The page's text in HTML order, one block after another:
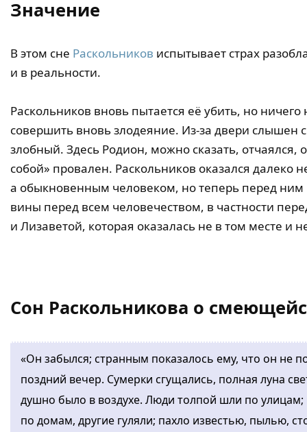
Значение
В этом сне Раскольников испытывает страх
и в реальности.
Раскольников вновь пытается её убить, но
совершить вновь злодеяние. Из-за двери
злобный. Здесь Родион, можно сказать,
собой» провален. Раскольников оказался
а обыкновенным человеком, но теперь перед
вины перед всем человечеством, в частности
и Лизаветой, которая оказалась не в том месте и
Сон Раскольникова о
«Он забылся; странным показалось ему, что он не
поздний вечер. Сумерки сгущались, полная луна
душно было в воздухе. Люди толпой шли по
по домам, другие гуляли; пахло известью, пылью,